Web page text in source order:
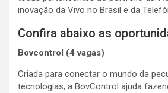
inovação da Vivo no Brasil e da
Confira abaixo as
Bovcontrol (4 vagas)
Criada para conectar o mundo da
tecnologias, a BovControl ajuda